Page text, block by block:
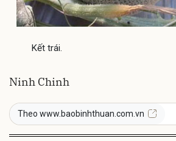
Kết trái.
Ninh Chinh
Theo www.baobinhthuan.com.vn